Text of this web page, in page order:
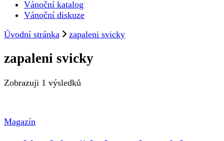
Vánoční katalog
Vánoční diskuze
Úvodní stránka
zapaleni svicky
zapaleni svicky
Zobrazuji 1 výsledků
Magazín